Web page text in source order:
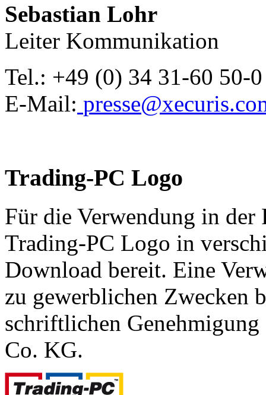
Sebastian Lohr
Leiter Kommunikation
Tel.: +49 (0) 34 31-60 50-0
E-Mail:
Trading-PC Logo
Für die Verwendung in der
Trading-PC Logo in
Download bereit. Eine
zu gewerblichen Zwecken
schriftlichen
Co. KG.